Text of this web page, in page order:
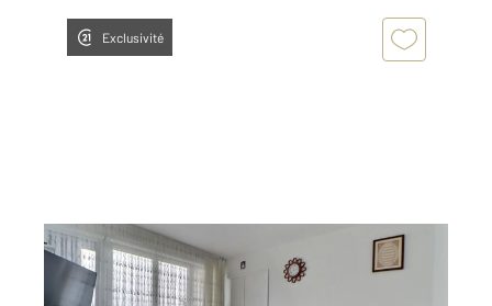
Exclusivité
AULNAY SOUS BOIS 93
67,62 m2, 4 pièces
Ref : 2086